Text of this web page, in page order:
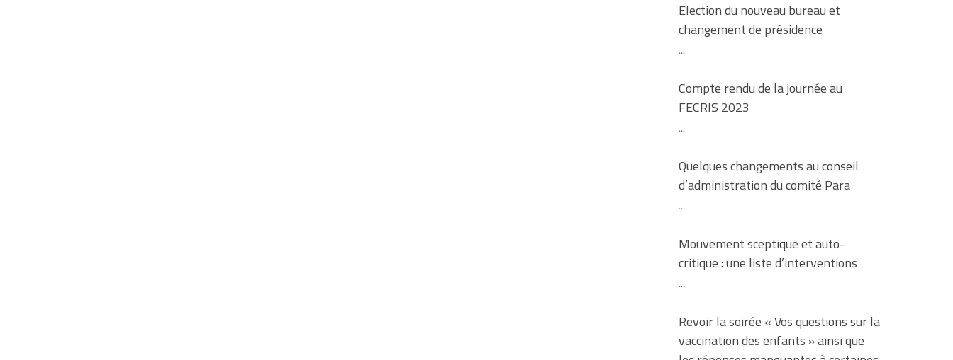
Election du nouveau bureau et
changement de présidence
...
Compte rendu de la journée au
FECRIS 2023
...
Quelques changements au conseil
d’administration du comité Para
...
Mouvement sceptique et auto-
critique : une liste d’interventions
...
Revoir la soirée « Vos questions sur la
vaccination des enfants » ainsi que